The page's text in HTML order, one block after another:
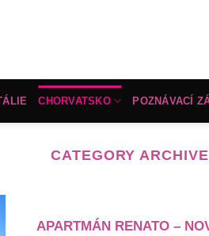
CHORVATSKO POZNÁVACÍ
CATEGORY
APARTMÁN RENATO –